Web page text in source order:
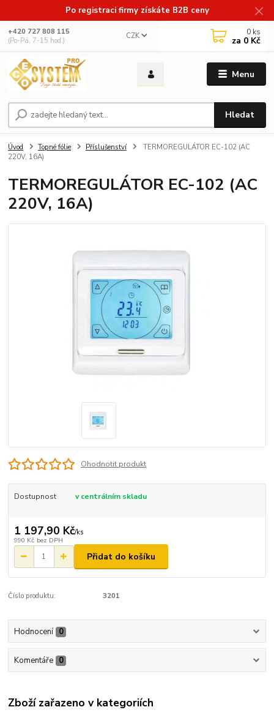
Po registraci firmy získáte B2B ceny
Menu
CZK
Hledat
+420 727 808 115
(Po-Pá, 7-15 hod.)
0 ks
za 0 Kč
Úvod Topné fólie Příslušenství
TERMOREGULÁTOR EC-102 (AC
220V, 16A)
TERMOREGULÁTOR EC-102 (AC
220V, 16A)
Ohodnotit produkt
Dostupnost v centrálním skladu
1 197,90 Kč/ks
990 Kč bez DPH
Přidat do košíku
Číslo produktu: 3201
Hodnocení 0
Komentáře 0
Zboží zařazeno v kategoriích